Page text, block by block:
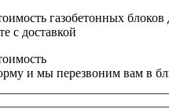
газобетонных
с доставкой
и мы перезвоним вам в